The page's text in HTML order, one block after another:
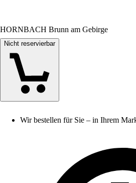
HORNBACH Brunn am Gebirge
Nicht reservierbar
Wir bestellen für Sie – in Ihrem